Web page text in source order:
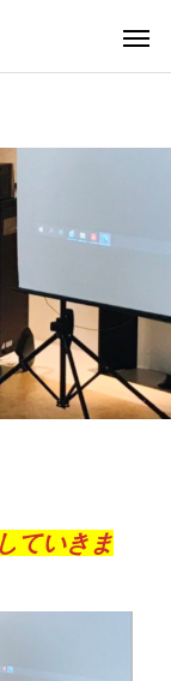
運動・体操
パーソナルトレーニ
ング
ーソナルトレーナー
方｜失敗しない7つの
ていきま